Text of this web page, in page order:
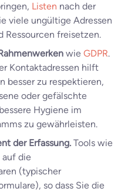
Listen nach der
viele ungültige Adressen
Ressourcen freisetzen.
wie GDPR.
Kontaktadressen hilft
besser zu respektieren,
oder gefälschte
Hygiene im
zu gewährleisten.
der Erfassung. Tools wie
auf die
(typischer
so dass Sie die